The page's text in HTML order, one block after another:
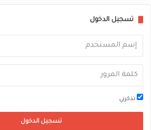
تسجيل الدخول
تذكرني
تسجيل الدخول